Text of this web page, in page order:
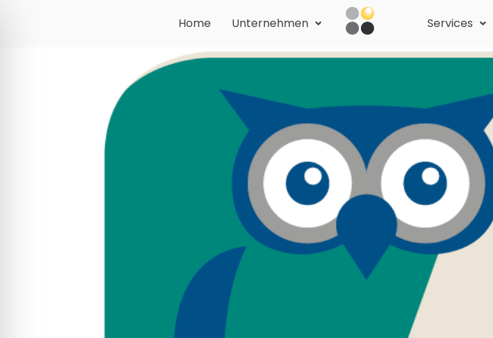
Home Unternehmen Services